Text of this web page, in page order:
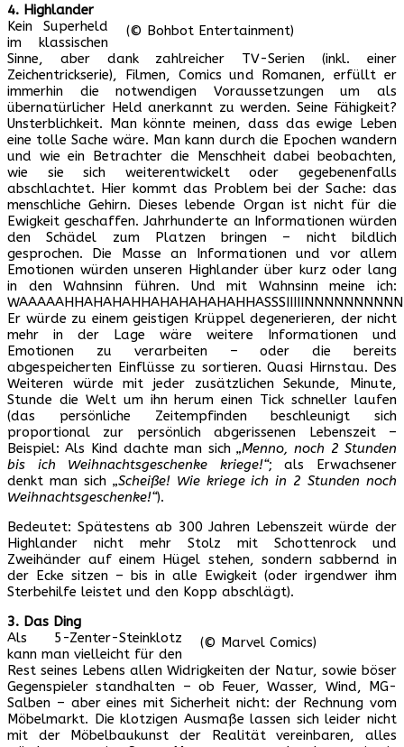
(© Bohbot Entertainment)
4. Highlander
Kein Superheld
im klassischen
Sinne, aber dank zahlreicher TV-Serien (inkl. einer
Zeichentrickserie), Filmen, Comics und Romanen, erfüllt er
immerhin die notwendigen Voraussetzungen um als
übernatürlicher Held anerkannt zu werden. Seine Fähigkeit?
Unsterblichkeit. Man könnte meinen, dass das ewige Leben
eine tolle Sache wäre. Man kann durch die Epochen wandern
und wie ein Betrachter die Menschheit dabei beobachten,
wie sie sich weiterentwickelt oder gegebenenfalls
abschlachtet. Hier kommt das Problem bei der Sache: das
menschliche Gehirn. Dieses lebende Organ ist nicht für die
Ewigkeit geschaffen. Jahrhunderte an Informationen würden
den Schädel zum Platzen bringen – nicht bildlich
gesprochen. Die Masse an Informationen und vor allem
Emotionen würden unseren Highlander über kurz oder lang
in den Wahnsinn führen. Und mit Wahnsinn meine ich:
Er würde zu einem geistigen Krüppel degenerieren, der nicht
mehr in der Lage wäre weitere Informationen und
Emotionen zu verarbeiten – oder die bereits
abgespeicherten Einflüsse zu sortieren. Quasi Hirnstau. Des
Weiteren würde mit jeder zusätzlichen Sekunde, Minute,
Stunde die Welt um ihn herum einen Tick schneller laufen
(das persönliche Zeitempfinden beschleunigt sich
proportional zur persönlich abgerissenen Lebenszeit –
Beispiel: Als Kind dachte man sich „Menno, noch 2 Stunden
bis ich Weihnachtsgeschenke kriege!“; als Erwachsener
denkt man sich „Scheiße! Wie kriege ich in 2 Stunden noch
Weihnachtsgeschenke!“).
Bedeutet: Spätestens ab 300 Jahren Lebenszeit würde der
Highlander nicht mehr Stolz mit Schottenrock und
Zweihänder auf einem Hügel stehen, sondern sabbernd in
der Ecke sitzen – bis in alle Ewigkeit (oder irgendwer ihm
Sterbehilfe leistet und den Kopp abschlägt).
(© Marvel Comics)
3. Das Ding
Als 5-Zenter-Steinklotz
kann man vielleicht für den
Rest seines Lebens allen Widrigkeiten der Natur, sowie böser
Gegenspieler standhalten – ob Feuer, Wasser, Wind, MG-
Salben – aber eines mit Sicherheit nicht: der Rechnung vom
Möbelmarkt. Die klotzigen Ausmaße lassen sich leider nicht
mit der Möbelbaukunst der Realität vereinbaren, alles